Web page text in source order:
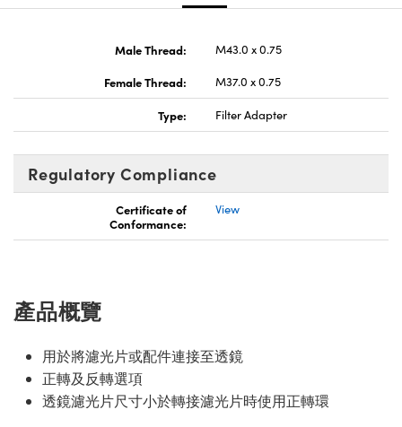
Male Thread:
M43.0 x 0.75
Female Thread:
M37.0 x 0.75
Type: Filter Adapter
Regulatory Compliance
Certificate of
Conformance:
View
產品概覽
用於將濾光片或配件連接至透鏡
正轉及反轉選項
透鏡濾光片尺寸小於轉接濾光片時使用正轉環